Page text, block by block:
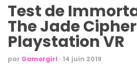
Test de
The Jade
Playstation VR
par Gamergirl · 14 juin 2019